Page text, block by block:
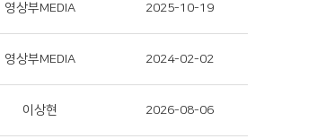
영상부MEDIA 2025-10-19
영상부MEDIA 2024-02-02
이상현 2026-08-06